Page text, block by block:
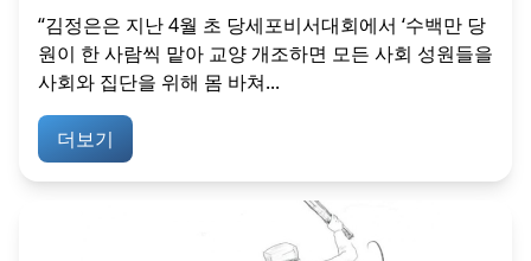
“김정은은 지난 4월 초 당세포비서대회에서 ‘수백만 당
원이 한 사람씩 맡아 교양 개조하면 모든 사회 성원들을
사회와 집단을 위해 몸 바쳐...
더보기